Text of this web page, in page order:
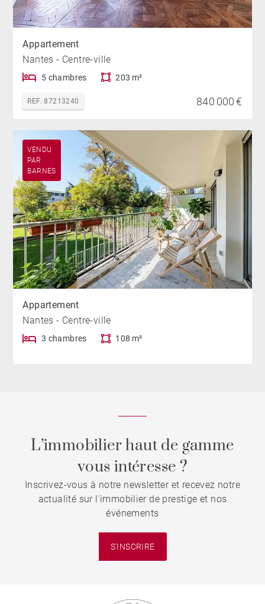
Appartement
Nantes - Centre-ville
5 chambres 203 m²
REF. 87213240 840 000 €
VENDU
PAR
BARNES
Appartement
Nantes - Centre-ville
3 chambres 108 m²
L’immobilier haut de gamme
vous intéresse ?
Inscrivez-vous à notre newsletter et recevez notre
actualité sur l'immobilier de prestige et nos
événements
S'INSCRIRE